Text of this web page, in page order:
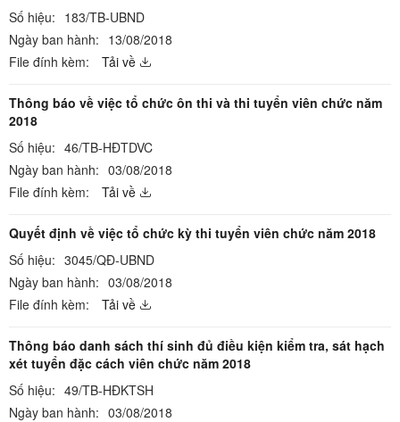
Số hiệu: 183/TB-UBND
Ngày ban hành: 13/08/2018
File đính kèm:
Tải về
Thông báo về việc tổ chức ôn thi và thi tuyển viên chức năm
2018
Số hiệu: 46/TB-HĐTDVC
Ngày ban hành: 03/08/2018
File đính kèm:
Tải về
Quyết định về việc tổ chức kỳ thi tuyển viên chức năm 2018
Số hiệu: 3045/QĐ-UBND
Ngày ban hành: 03/08/2018
File đính kèm:
Tải về
Thông báo danh sách thí sinh đủ điều kiện kiểm tra, sát hạch
xét tuyển đặc cách viên chức năm 2018
Số hiệu: 49/TB-HĐKTSH
Ngày ban hành: 03/08/2018